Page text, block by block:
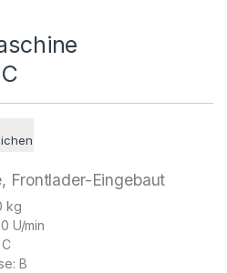
Frontlader-Eingebaut
kg
U/min
B